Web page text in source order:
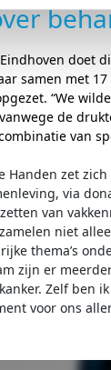
doet
samen met
“We
de
van
Handen zet
via
van
zamelen niet
thema’s
zijn er
Zelf ben
voor ons